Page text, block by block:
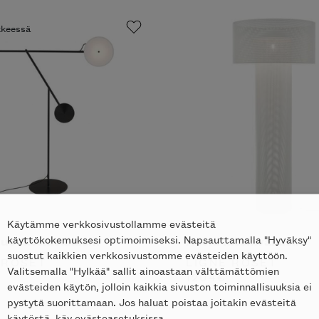
lattiavalaisin Asola lattiavalaisin
LIGNE ROSET
1204€
Käytämme verkkosivustollamme evästeitä
käyttökokemuksesi optimoimiseksi. Napsauttamalla "Hyväksy"
suostut kaikkien verkkosivustomme evästeiden käyttöön.
Valitsemalla "Hylkää" sallit ainoastaan välttämättömien
evästeiden käytön, jolloin kaikkia sivuston toiminnallisuuksia ei
pystytä suorittamaan. Jos haluat poistaa joitakin evästeitä